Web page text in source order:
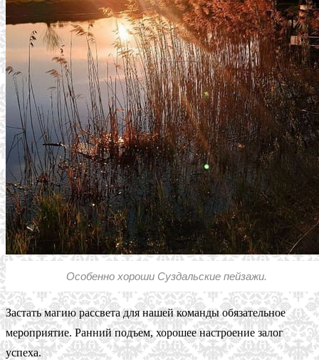
Особенно хороши Суздальские пейзажи.
Застать магию рассвета для нашей команды обязательное
мероприятие. Ранний подъем, хорошее настроение залог
успеха.